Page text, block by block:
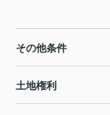
その他条件
土地権利